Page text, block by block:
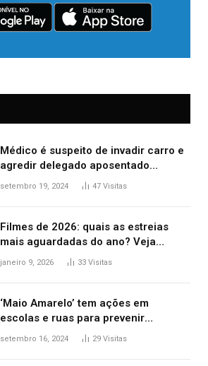
Médico é suspeito de invadir carro e
agredir delegado aposentado
durante confusão no trânsito
setembro 19, 2024 47 Visitas
Filmes de 2026: quais as estreias
mais aguardadas do ano? Veja
principais lançamentos do cinema
janeiro 9, 2026 33 Visitas
‘Maio Amarelo’ tem ações em
escolas e ruas para prevenir
acidentes no trânsito no AP
setembro 16, 2024 29 Visitas